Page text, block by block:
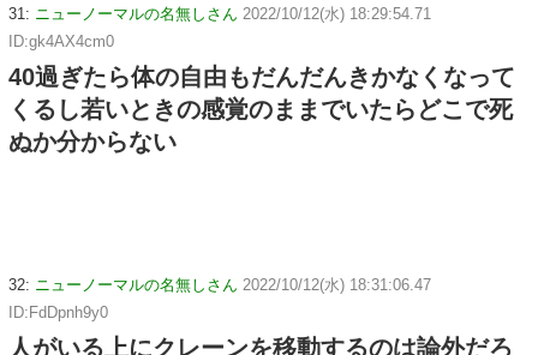
31: ニューノーマルの名無しさん 2022/10/12(水) 18:29:54.71
ID:gk4AX4cm0
40過ぎたら体の自由もだんだんきかなくなって
くるし若いときの感覚のままでいたらどこで死
ぬか分からない
32: ニューノーマルの名無しさん 2022/10/12(水) 18:31:06.47
ID:FdDpnh9y0
人がいる上にクレーンを移動するのは論外だろ